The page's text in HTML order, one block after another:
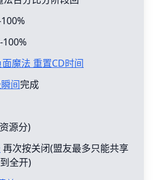
100%
魔法 重置CD时间
间完成
源分)
再次按关闭(盟友最多只能共享
全开)